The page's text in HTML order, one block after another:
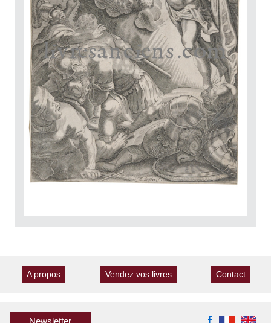
A propos Vendez vos livres Contact
Newsletter